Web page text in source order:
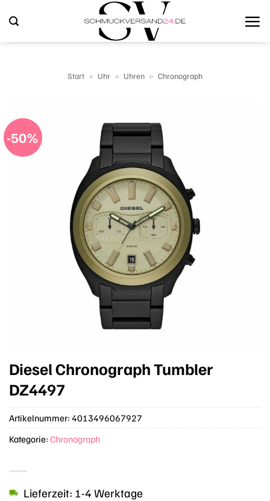
Inhalt
springen
Start » Uhr » Uhren » Chronograph
-50%
Diesel Chronograph Tumbler
DZ4497
Lieferzeit: 1-4 Werktage
Artikelnummer: 4013496067927
Kategorie: Chronograph